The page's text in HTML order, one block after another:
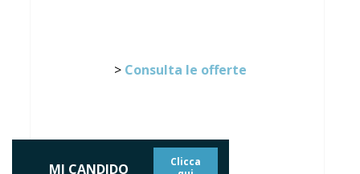
> Consulta le offerte
MI CANDIDO
Clicca